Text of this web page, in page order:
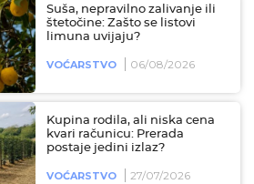
Suša, nepravilno zalivanje ili
štetočine: Zašto se listovi
limuna uvijaju?
VOĆARSTVO 06/08/2026
Kupina rodila, ali niska cena
kvari računicu: Prerada
postaje jedini izlaz?
VOĆARSTVO 27/07/2026